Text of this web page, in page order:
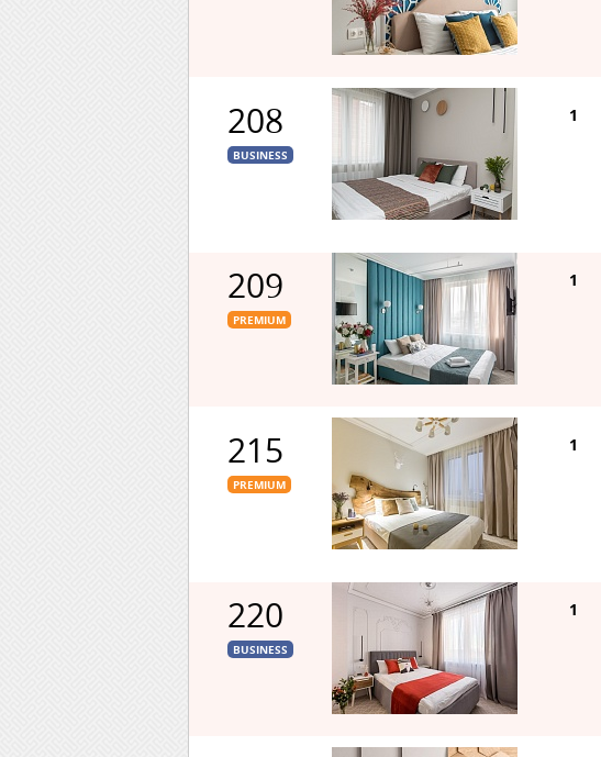
208
BUSINESS
1
209
PREMIUM
1
215
PREMIUM
1
220
BUSINESS
1